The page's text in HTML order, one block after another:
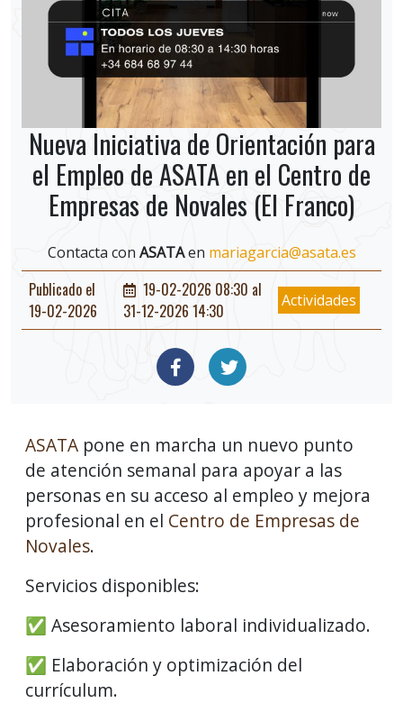
Nueva Iniciativa de Orientación para
el Empleo de ASATA en el Centro de
Empresas de Novales (El Franco)
Contacta con ASATAen mariagarcia@asata.es
Publicado el
19-02-2026
19-02-2026 08:30 al
31-12-2026 14:30
Actividades
ASATA pone en marcha un nuevo punto
de atención semanal para apoyar a las
personas en su acceso al empleo y mejora
profesional en el Centro de Empresas de
Novales.
Servicios disponibles:
✅ Asesoramiento laboral individualizado.
✅ Elaboración y optimización del
currículum.